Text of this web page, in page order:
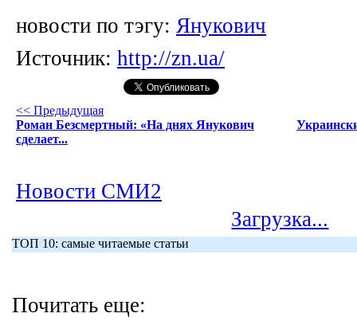
новости по тэгу: Янукович
Источник: http://zn.ua/
<< Предыдущая
Роман Безсмертный: «На днях Янукович
сделает...
Новости СМИ2
Загрузка...
ТОП 10: самые читаемые статьи
Почитать еще: